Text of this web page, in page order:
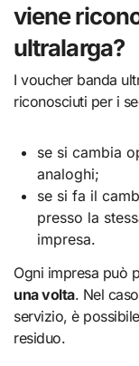
viene
ultralarga?
I voucher banda
riconosciuti per i
se si cambia
analoghi;
se si fa il
presso la
impresa.
Ogni impresa può
una volta. Nel
servizio, è
residuo.